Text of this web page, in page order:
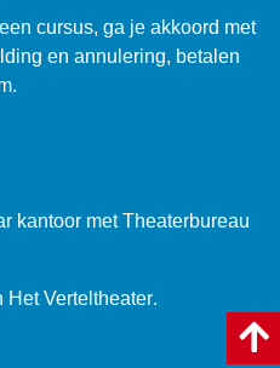
cursus, ga je akkoord met
en annulering, betalen
kantoor met Theaterbureau
Het Verteltheater.